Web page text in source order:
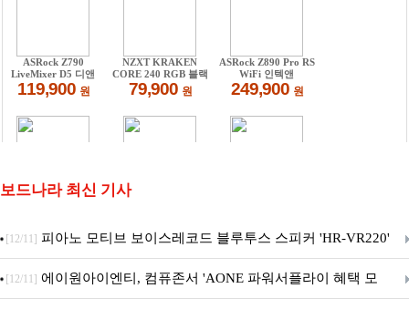
보드나라 최신 기사
[12/11] 피아노 모티브 보이스레코드 블루투스 스피커 'HR-VR220'
출시
[12/11] 에이원아이엔티, 컴퓨존서 'AONE 파워서플라이 혜택 모